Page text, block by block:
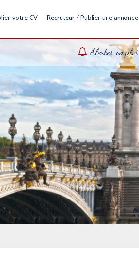
votre CV Recruteur / Publier une annonce
Alertes emploi